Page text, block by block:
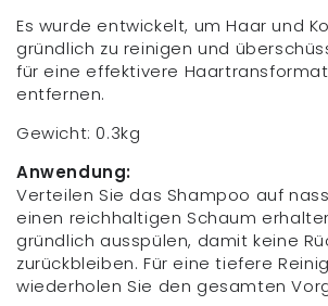
Es wurde entwickelt, um Haar und
gründlich zu reinigen und
für eine effektivere
entfernen.
Gewicht: 0.3kg
Anwendung:
Verteilen Sie das Shampoo auf
einen reichhaltigen Schaum
gründlich ausspülen, damit keine
zurückbleiben. Für eine tiefere
wiederholen Sie den gesamten